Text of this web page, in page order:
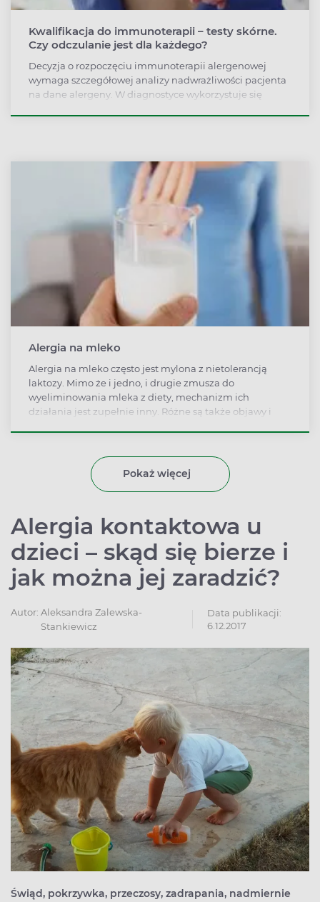
Kwalifikacja do immunoterapii – testy skórne.
Czy odczulanie jest dla każdego?
Decyzja o rozpoczęciu immunoterapii alergenowej
wymaga szczegółowej analizy nadwrażliwości pacjenta
na dane alergeny. W diagnostyce wykorzystuje się
Alergia na mleko
Alergia na mleko często jest mylona z nietolerancją
laktozy. Mimo że i jedno, i drugie zmusza do
wyeliminowania mleka z diety, mechanizm ich
działania jest zupełnie inny. Różne są także objawy i
Pokaż więcej
Alergia kontaktowa u
dzieci – skąd się bierze i
jak można jej zaradzić?
Autor: Aleksandra Zalewska-
Stankiewicz
Data publikacji:
6.12.2017
Świąd, pokrzywka, przeczosy, zadrapania, nadmiernie